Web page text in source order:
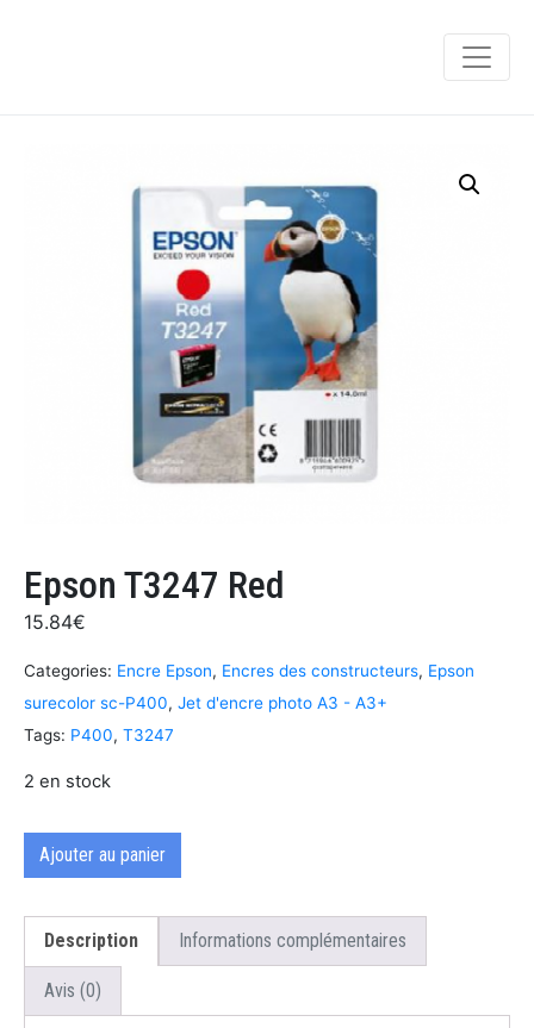
Epson T3247 Red
15.84€
Categories: Encre Epson, Encres des constructeurs, Epson
surecolor sc-P400, Jet d'encre photo A3 - A3+
Tags: P400, T3247
2 en stock
Ajouter au panier
Description Informations complémentaires
Avis (0)